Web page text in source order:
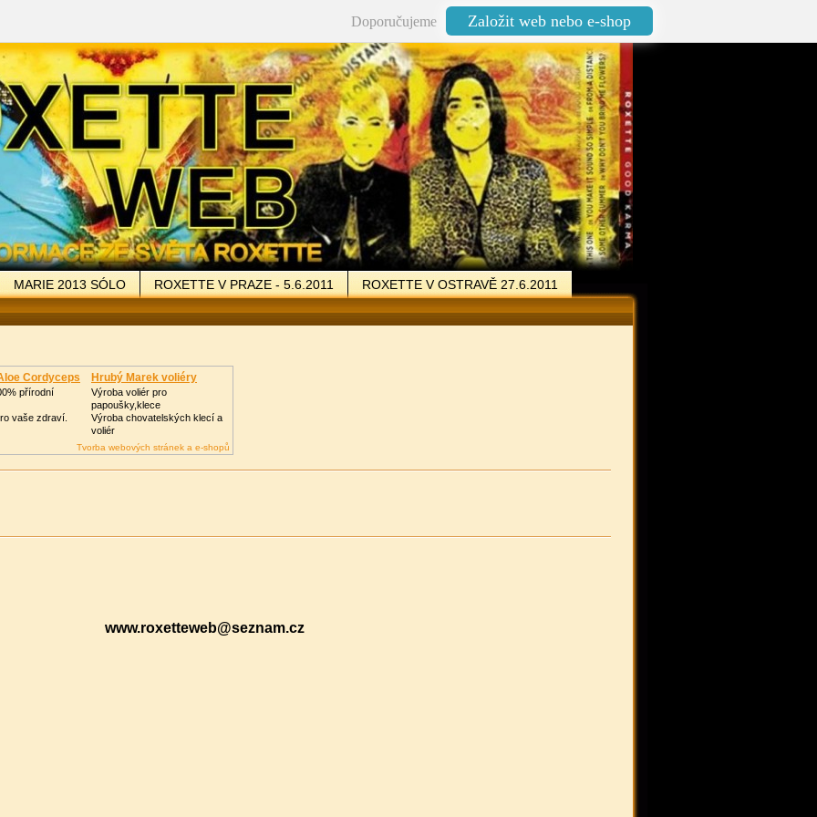
Doporučujeme Založit web nebo e-shop
MARIE 2013 SÓLO ROXETTE V PRAZE - 5.6.2011
ROXETTE V OSTRAVĚ 27.6.2011
VZKAZY ODKAZY KONTAKT
Cordyceps
přírodní
vaše zdraví.
Hrubý Marek voliéry
Výroba voliér pro
papoušky,klece
Výroba chovatelských klecí a
voliér
Tvorba webových stránek a e-shopů
www.roxetteweb@seznam.cz